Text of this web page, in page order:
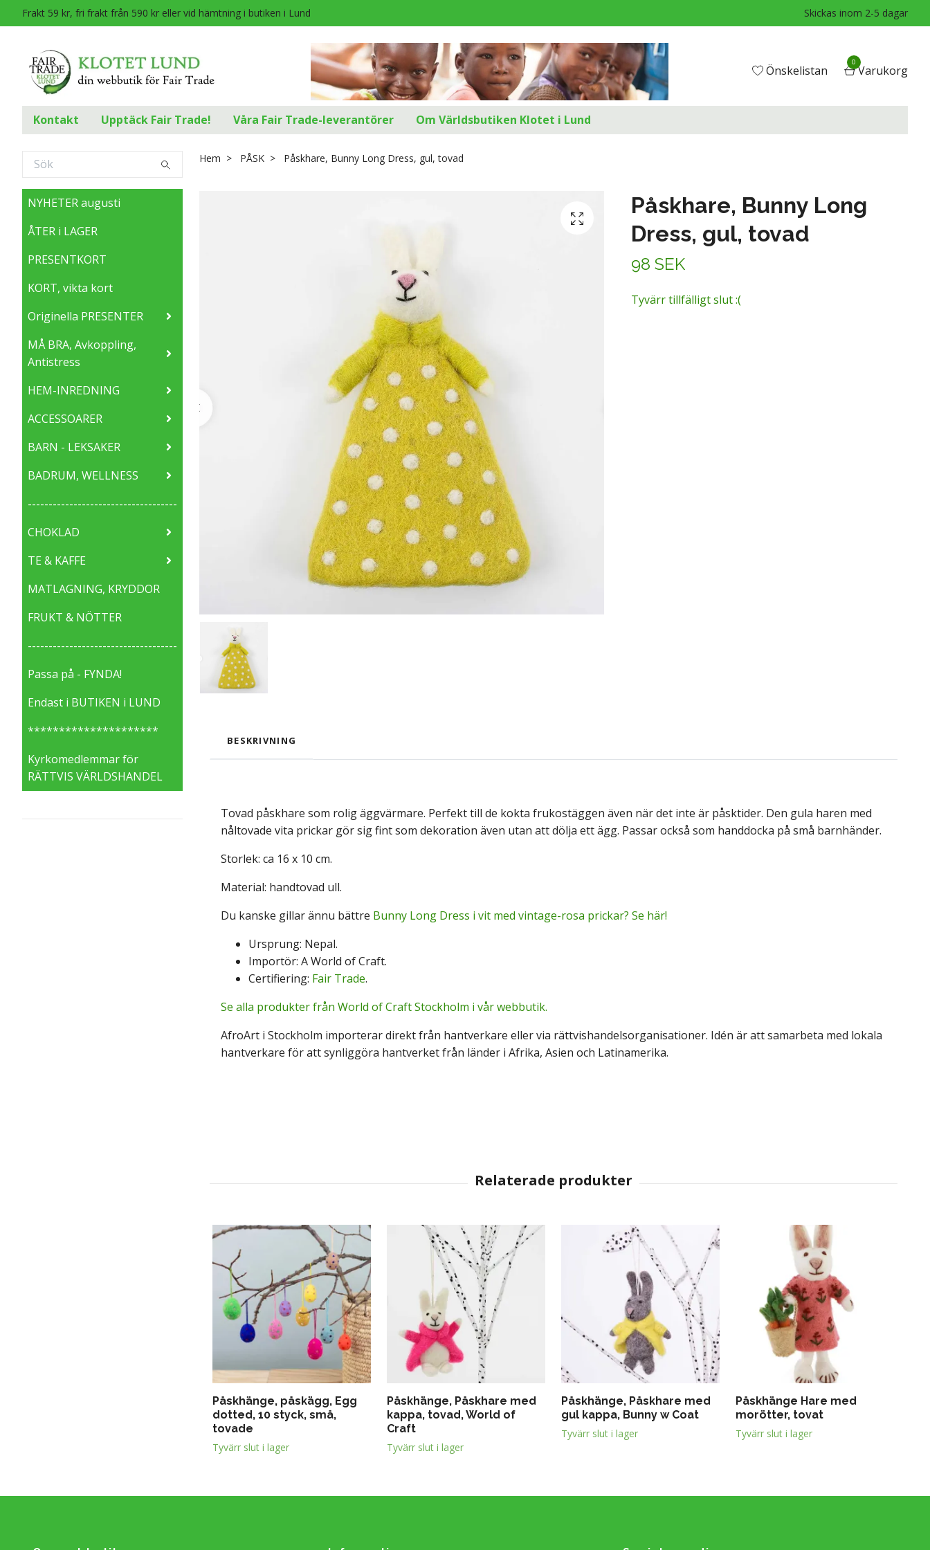
Frakt 59 kr, fri frakt från 590 kr eller vid hämtning i butiken i Lund Skickas inom 2-5 dagar
Önskelistan
0
Varukorg
Kontakt Upptäck Fair Trade! Våra Fair Trade-leverantörer Om Världsbutiken Klotet i Lund
NYHETER augusti
ÅTER i LAGER
PRESENTKORT
KORT, vikta kort
Originella PRESENTER
MÅ BRA, Avkoppling,
Antistress
HEM-INREDNING
ACCESSOARER
BARN - LEKSAKER
BADRUM, WELLNESS
------------------------------------
CHOKLAD
TE & KAFFE
MATLAGNING, KRYDDOR
FRUKT & NÖTTER
------------------------------------
Passa på - FYNDA!
Endast i BUTIKEN i LUND
*********************
Kyrkomedlemmar för
RÄTTVIS VÄRLDSHANDEL
Hem PÅSK Påskhare, Bunny Long Dress, gul, tovad
Påskhare, Bunny Long
Dress, gul, tovad
98 SEK
Tyvärr tillfälligt slut :(
BESKRIVNING
Tovad påskhare som rolig äggvärmare. Perfekt till de kokta frukostäggen även när det inte är påsktider. Den gula haren med
nåltovade vita prickar gör sig fint som dekoration även utan att dölja ett ägg. Passar också som handdocka på små barnhänder.
Storlek: ca 16 x 10 cm.
Material: handtovad ull.
Du kanske gillar ännu bättre Bunny Long Dress i vit med vintage-rosa prickar? Se här!
Ursprung: Nepal.
Importör: A World of Craft.
Certifiering: Fair Trade.
Se alla produkter från World of Craft Stockholm i vår webbutik.
AfroArt i Stockholm importerar direkt från hantverkare eller via rättvishandelsorganisationer. Idén är att samarbeta med lokala
hantverkare för att synliggöra hantverket från länder i Afrika, Asien och Latinamerika.
Påskhänge, påskägg, Egg
dotted, 10 styck, små,
tovade
Tyvärr slut i lager
Påskhänge, Påskhare med
kappa, tovad, World of
Craft
Tyvärr slut i lager
Påskhänge, Påskhare med
gul kappa, Bunny w Coat
Tyvärr slut i lager
Påskhänge Hare med
morötter, tovat
Tyvärr slut i lager